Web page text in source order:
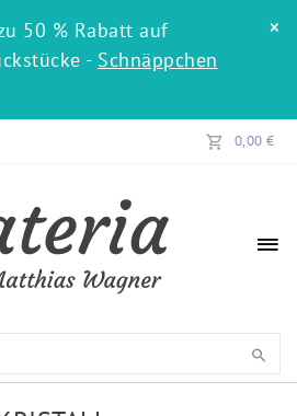
50 % Rabatt auf
- Schnäppchen
×
0,00 €